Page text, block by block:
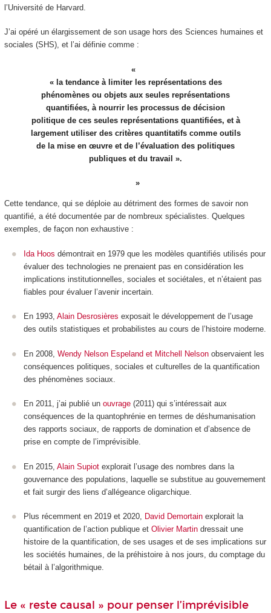
l’Université de Harvard.
J’ai opéré un élargissement de son usage hors des Sciences humaines et
sociales (SHS), et l’ai définie comme :
« la tendance à limiter les représentations des
phénomènes ou objets aux seules représentations
quantifiées, à nourrir les processus de décision
politique de ces seules représentations quantifiées, et à
largement utiliser des critères quantitatifs comme outils
de la mise en œuvre et de l’évaluation des politiques
publiques et du travail ».
Cette tendance, qui se déploie au détriment des formes de savoir non
quantifié, a été documentée par de nombreux spécialistes. Quelques
exemples, de façon non exhaustive :
Ida Hoos démontrait en 1979 que les modèles quantifiés utilisés pour
évaluer des technologies ne prenaient pas en considération les
implications institutionnelles, sociales et sociétales, et n’étaient pas
fiables pour évaluer l’avenir incertain.
En 1993, Alain Desrosières exposait le développement de l’usage
des outils statistiques et probabilistes au cours de l’histoire moderne.
En 2008, Wendy Nelson Espeland et Mitchell Nelson observaient les
conséquences politiques, sociales et culturelles de la quantification
des phénomènes sociaux.
En 2011, j’ai publié un ouvrage (2011) qui s’intéressait aux
conséquences de la quantophrénie en termes de déshumanisation
des rapports sociaux, de rapports de domination et d’absence de
prise en compte de l’imprévisible.
En 2015, Alain Supiot explorait l’usage des nombres dans la
gouvernance des populations, laquelle se substitue au gouvernement
et fait surgir des liens d’allégeance oligarchique.
Plus récemment en 2019 et 2020, David Demortain explorait la
quantification de l’action publique et Olivier Martin dressait une
histoire de la quantification, de ses usages et de ses implications sur
les sociétés humaines, de la préhistoire à nos jours, du comptage du
bétail à l’algorithmique.
Le « reste causal » pour penser l’imprévisible